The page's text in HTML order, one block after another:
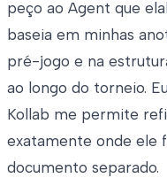
peço ao Agent que
baseia em minhas
pré-jogo e na
ao longo do torneio.
Kollab me permite
exatamente onde ele
documento separado.